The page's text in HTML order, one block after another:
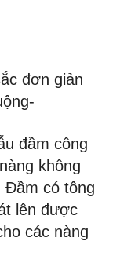
đầm công
không
Đầm có tông
lên được
các nàng